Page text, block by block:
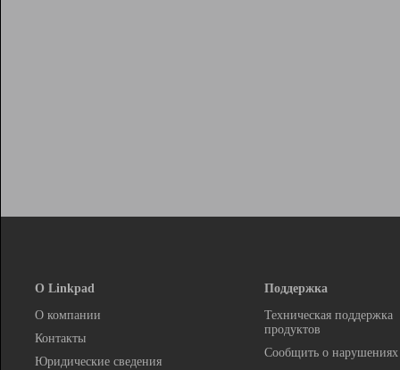
О Linkpad
О компании
Контакты
Юридические сведения
Поддержка
Техническая поддержка
продуктов
Сообщить о нарушениях